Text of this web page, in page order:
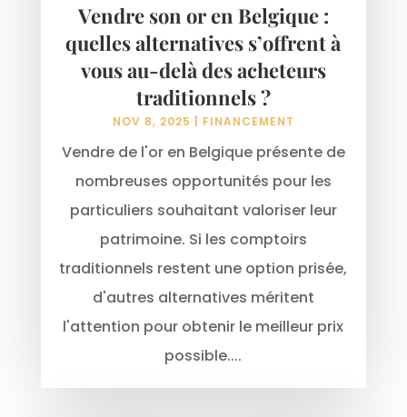
Vendre son or en Belgique :
quelles alternatives s’offrent à
vous au-delà des acheteurs
traditionnels ?
NOV 8, 2025 FINANCEMENT
Vendre de l'or en Belgique présente de
nombreuses opportunités pour les
particuliers souhaitant valoriser leur
patrimoine. Si les comptoirs
traditionnels restent une option prisée,
d'autres alternatives méritent
l'attention pour obtenir le meilleur prix
possible....